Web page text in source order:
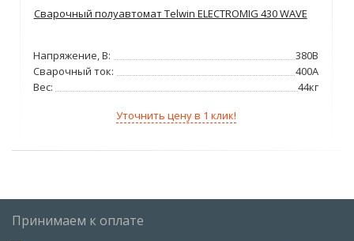
Сварочный полуавтомат Telwin ELECTROMIG 430 WAVE
Напряжение, В:
380В
Сварочный ток:
400А
Вес:
44кг
Уточнить цену в 1 клик!
Принимаем к оплате